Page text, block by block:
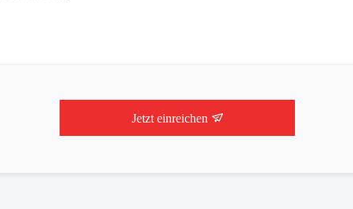
Jetzt einreichen